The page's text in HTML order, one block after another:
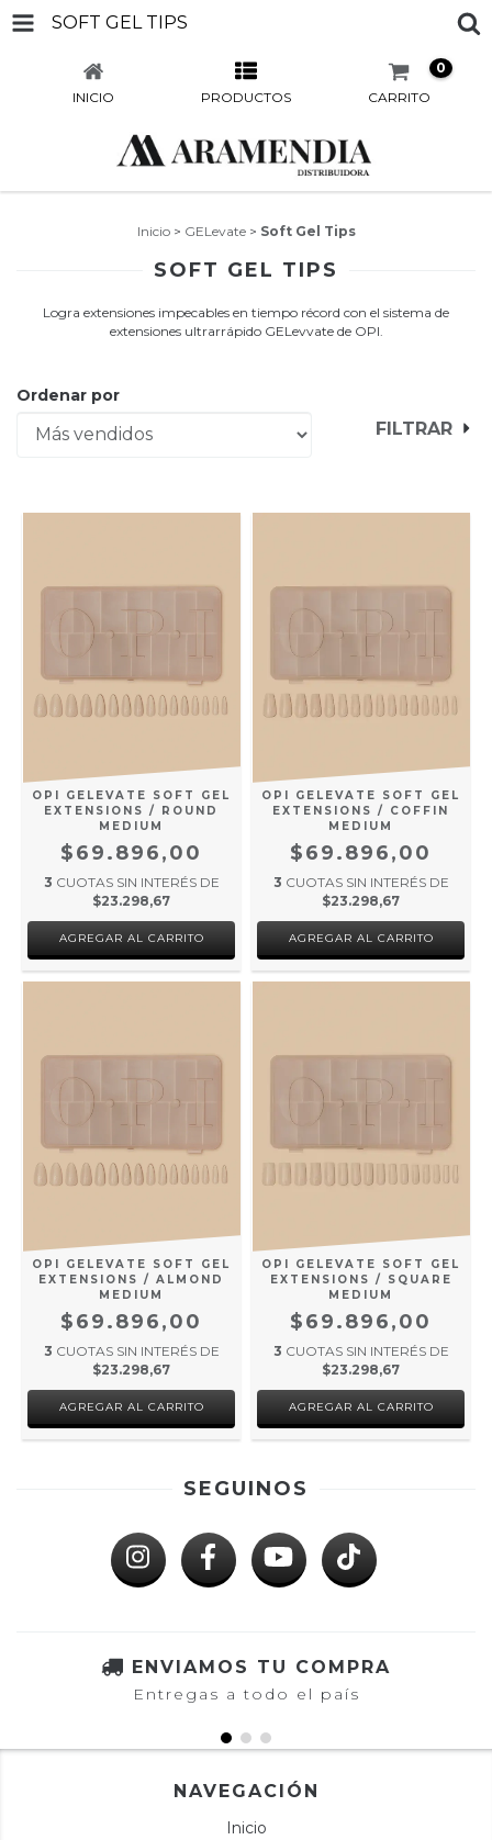
SOFT GEL TIPS
INICIO PRODUCTOS CARRITO
0
Inicio > GELevate > Soft Gel Tips
SOFT GEL TIPS
Logra extensiones impecables en tiempo récord con el sistema de
extensiones ultrarrápido GELevvate de OPI.
Ordenar por
FILTRAR
OPI GELEVATE SOFT GEL
EXTENSIONS / ROUND
MEDIUM
$69.896,00
3 CUOTAS SIN INTERÉS DE
$23.298,67
OPI GELEVATE SOFT GEL
EXTENSIONS / COFFIN
MEDIUM
$69.896,00
3 CUOTAS SIN INTERÉS DE
$23.298,67
OPI GELEVATE SOFT GEL
EXTENSIONS / ALMOND
MEDIUM
$69.896,00
3 CUOTAS SIN INTERÉS DE
$23.298,67
OPI GELEVATE SOFT GEL
EXTENSIONS / SQUARE
MEDIUM
$69.896,00
3 CUOTAS SIN INTERÉS DE
$23.298,67
SEGUINOS
ENVIAMOS TU COMPRA
Entregas a todo el país
NAVEGACIÓN
Inicio